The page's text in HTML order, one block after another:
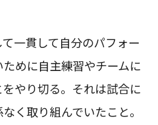
て一貫して自分のパフォー
めに自主練習やチームに
やり切る。それは試合に
く取り組んでいたこと。